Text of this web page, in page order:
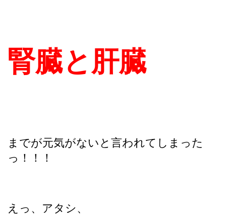
腎臓と肝臓
までが元気がないと言われてしまった
っ！！！
えっ、アタシ、